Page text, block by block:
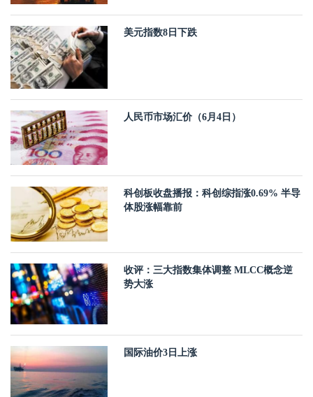
美元指数8日下跌
人民币市场汇价（6月4日）
科创板收盘播报：科创综指涨0.69% 半导
体股涨幅靠前
收评：三大指数集体调整 MLCC概念逆
势大涨
国际油价3日上涨